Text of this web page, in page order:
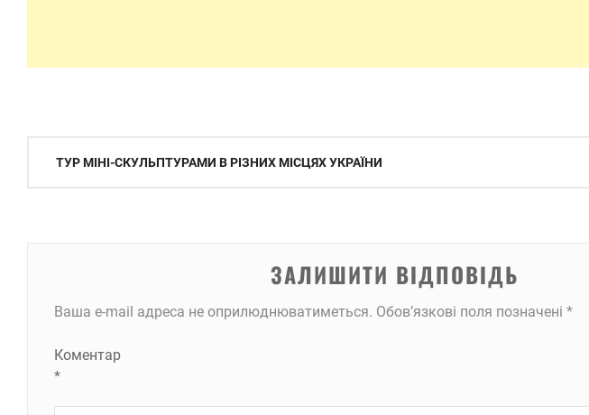
Навігація
ТУР МІНІ-СКУЛЬПТУРАМИ В РІЗНИХ МІСЦЯХ УКРАЇНИ
ЗАЛИШИТИ ВІДПОВІДЬ
Ваша e-mail адреса не оприлюднюватиметься. Обов’язкові поля позначені *
Коментар
*